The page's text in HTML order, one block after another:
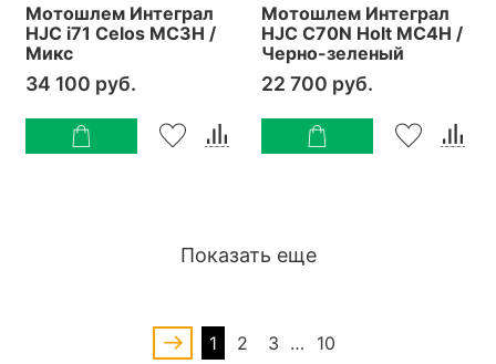
Мотошлем Интеграл
HJC i71 Celos MC3H /
Микс
34 100 руб.
Мотошлем Интеграл
HJC C70N Holt MC4H /
Черно-зеленый
22 700 руб.
Показать еще
1 2 3 … 10